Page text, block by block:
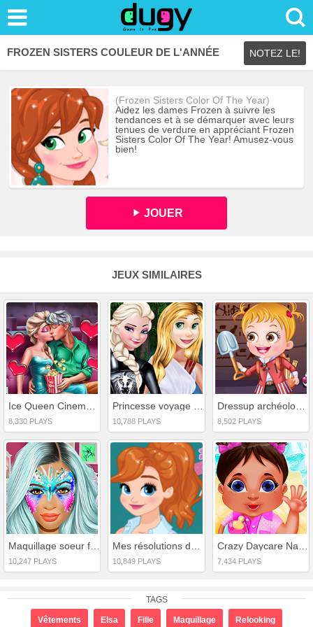
FROZEN SISTERS COULEUR DE L'ANNÉE NOTEZ LE!
(Frozen Sisters Color Of The Year)
Aidez les dames Frozen à suivre les
tendances et à se démarquer avec leurs
tenues de verdure en appréciant Frozen
Sisters Color Of The Year! Amusez-vous
bien!
JOUER
JEUX SIMILAIRES
8,330 PLAYS 10,788 PLAYS
Dressup archéologue bébé noisette
8,502 PLAYS
Maquillage soeur fashionista
10,247 PLAYS
Mes résolutions de mode du Nouvel An
10,849 PLAYS
Crazy Daycare Nanny Mania
7,434 PLAYS
TAGS
Vêtements Elsa Fille Maquillage Relooking